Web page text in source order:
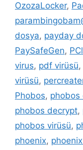
OzozaLocker,
dosya, payday
PaySafeGen,
virus, pdf virüsü,
virüsü,
Phobos, phobos
phobos decrypt,
phobos virüsü,
phoenix,